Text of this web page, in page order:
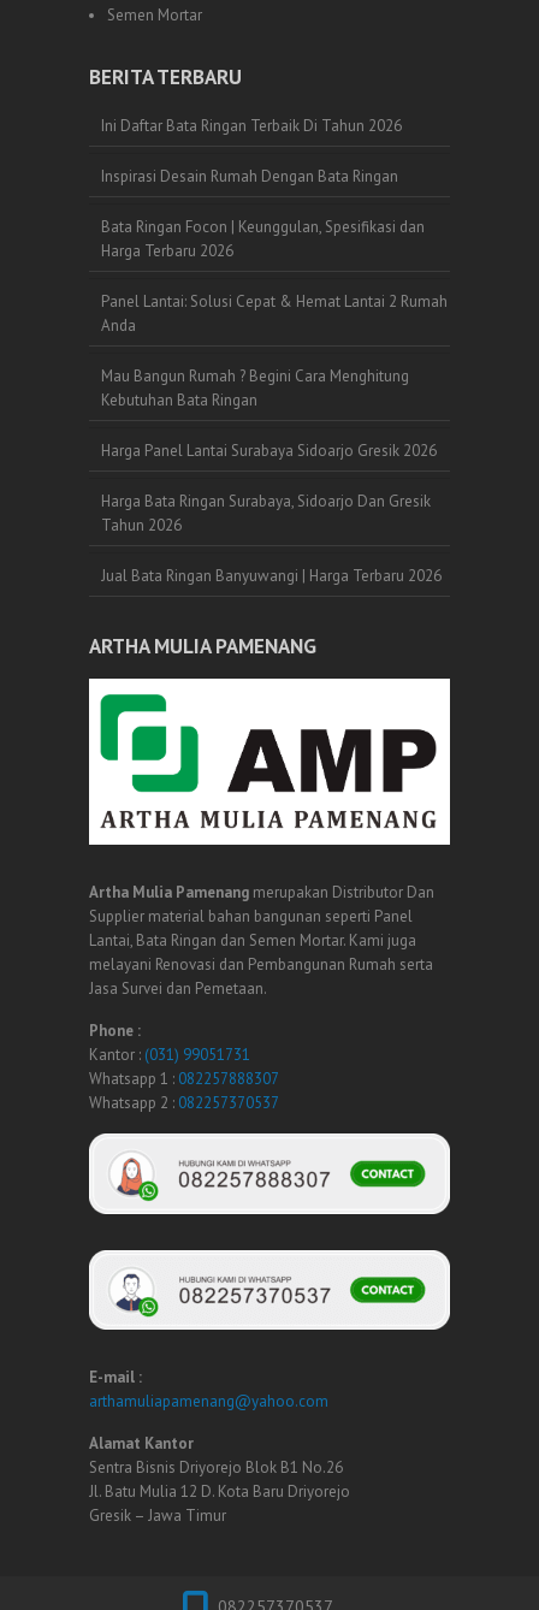
Semen Mortar
BERITA TERBARU
Ini Daftar Bata Ringan Terbaik Di Tahun 2026
Inspirasi Desain Rumah Dengan Bata Ringan
Bata Ringan Focon | Keunggulan, Spesifikasi dan
Harga Terbaru 2026
Panel Lantai: Solusi Cepat & Hemat Lantai 2 Rumah
Anda
Mau Bangun Rumah ? Begini Cara Menghitung
Kebutuhan Bata Ringan
Harga Panel Lantai Surabaya Sidoarjo Gresik 2026
Harga Bata Ringan Surabaya, Sidoarjo Dan Gresik
Tahun 2026
Jual Bata Ringan Banyuwangi | Harga Terbaru 2026
ARTHA MULIA PAMENANG
Artha Mulia Pamenang merupakan Distributor Dan
Supplier material bahan bangunan seperti Panel
Lantai, Bata Ringan dan Semen Mortar. Kami juga
melayani Renovasi dan Pembangunan Rumah serta
Jasa Survei dan Pemetaan.
Phone :
Kantor : (031) 99051731
Whatsapp 1 : 082257888307
Whatsapp 2 : 082257370537
E-mail :
arthamuliapamenang@yahoo.com
Alamat Kantor
Sentra Bisnis Driyorejo Blok B1 No.26
Jl. Batu Mulia 12 D. Kota Baru Driyorejo
Gresik – Jawa Timur